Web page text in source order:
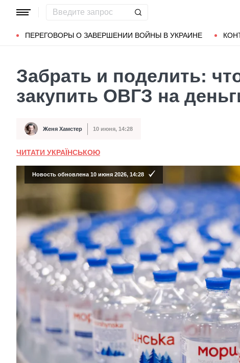
ПЕРЕГОВОРЫ О ЗАВЕРШЕНИИ ВОЙНЫ В УКРАИНЕ
Популярные запросы Мариуполь
Забрать и поделить:
закупить ОВГЗ на
Автор Женя Хамстер
Дата публикации 10 июня, 14:28
ЧИТАТИ УКРАЇНСЬКОЮ
Новость обновлена 10 июня 2026, 14:28